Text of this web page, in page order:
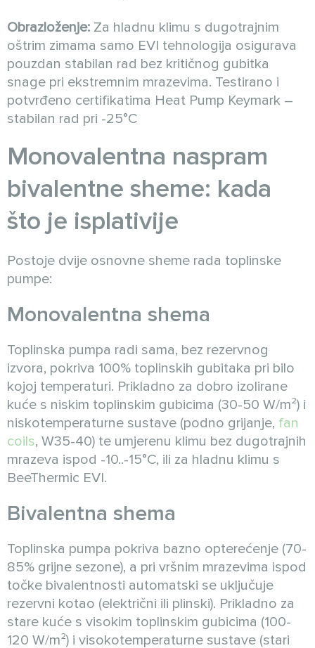
Obrazloženje: Za hladnu klimu s dugotrajnim
oštrim zimama samo EVI tehnologija osigurava
pouzdan stabilan rad bez kritičnog gubitka
snage pri ekstremnim mrazevima. Testirano i
potvrđeno certifikatima Heat Pump Keymark –
stabilan rad pri -25°C
Monovalentna naspram
bivalentne sheme: kada
što je isplativije
Postoje dvije osnovne sheme rada toplinske
pumpe:
Monovalentna shema
Toplinska pumpa radi sama, bez rezervnog
izvora, pokriva 100% toplinskih gubitaka pri bilo
kojoj temperaturi. Prikladno za dobro izolirane
kuće s niskim toplinskim gubicima (30-50 W/m²) i
niskotemperaturne sustave (podno grijanje, fan
coils, W35-40) te umjerenu klimu bez dugotrajnih
mrazeva ispod -10..-15°C, ili za hladnu klimu s
BeeThermic EVI.
Bivalentna shema
Toplinska pumpa pokriva bazno opterećenje (70-
85% grijne sezone), a pri vršnim mrazevima ispod
točke bivalentnosti automatski se uključuje
rezervni kotao (električni ili plinski). Prikladno za
stare kuće s visokim toplinskim gubicima (100-
120 W/m²) i visokotemperaturne sustave (stari